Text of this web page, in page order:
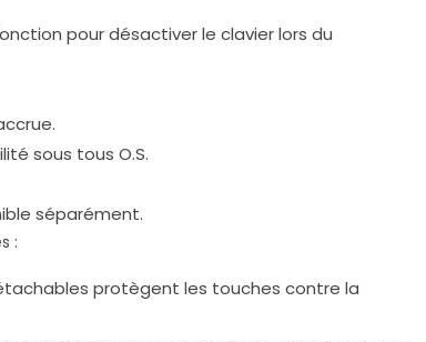
pour désactiver le clavier lors du
sous tous O.S.
séparément.
:
protègent les touches contre la